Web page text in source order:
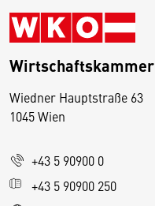
Wiedner Hauptstraße 63
1045 Wien
+43 5 90900 0
+43 5 90900 250
D
s
e